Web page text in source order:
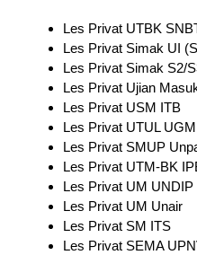
Les Privat UTBK
Les Privat Simak UI
Les Privat Simak S2/
Les Privat Ujian
Les Privat USM ITB
Les Privat UTUL UGM
Les Privat SMUP
Les Privat UTM-BK
Les Privat UM UNDIP
Les Privat UM Unair
Les Privat SM ITS
Les Privat SEMA